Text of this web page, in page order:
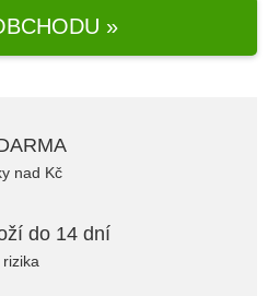
»
nad Kč
do 14 dní